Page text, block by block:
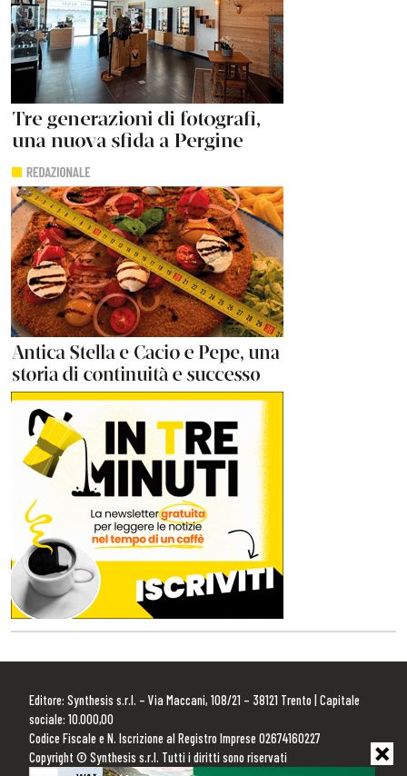
Editore: Synthesis s.r.l. – Via Maccani, 108/21 – 38121 Trento | Capitale
sociale: 10.000,00
Codice Fiscale e N. Iscrizione al Registro Imprese 02674160227
Copyright © Synthesis s.r.l. Tutti i diritti sono riservati